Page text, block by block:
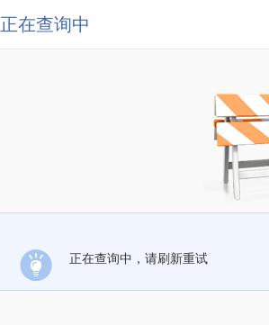
正在查询中
正在查询中，请刷新重试